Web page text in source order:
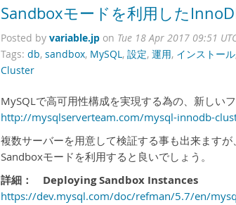
Sandboxモードを利用した
Posted by variable.jp on Tue 18 Apr 2017 09:51
Tags: db, sandbox, MySQL, 設定, 運用, インストール
Cluster
MySQLで高可用性構成を実現する為の、新しい
http://mysqlserverteam.com/mysql-innodb-
複数サーバーを用意して検証する事も出来ます
Sandboxモードを利用すると良いでしょう。
詳細： Deploying Sandbox Instances
https://dev.mysql.com/doc/refman/5.7/en/